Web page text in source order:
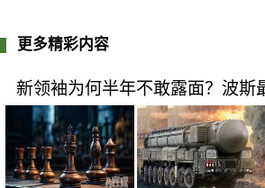
更多精彩内容
新领袖为何半年不敢露面？波斯